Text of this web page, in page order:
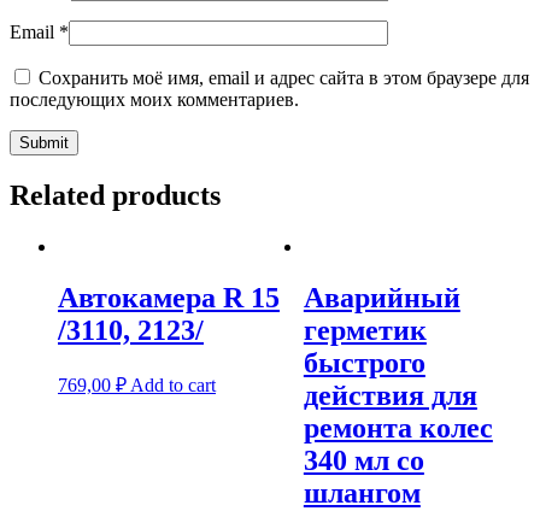
Email *
Сохранить моё имя, email и адрес сайта в этом браузере для
последующих моих комментариев.
Related products
Автокамера R 15
/3110, 2123/
769,00 ₽ Add to cart
Аварийный
герметик
быстрого
действия для
ремонта колес
340 мл со
шлангом